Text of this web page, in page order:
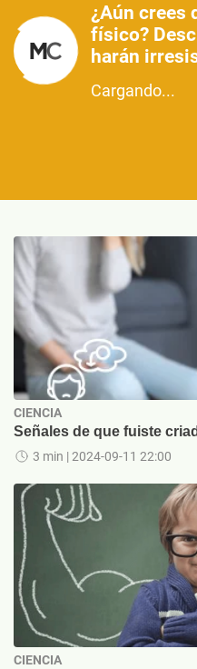
¿Aún crees
físico?
harán
Cargando...
CIENCIA
Señales de que fuiste
3 min | 2024-09-11 22:00
CIENCIA